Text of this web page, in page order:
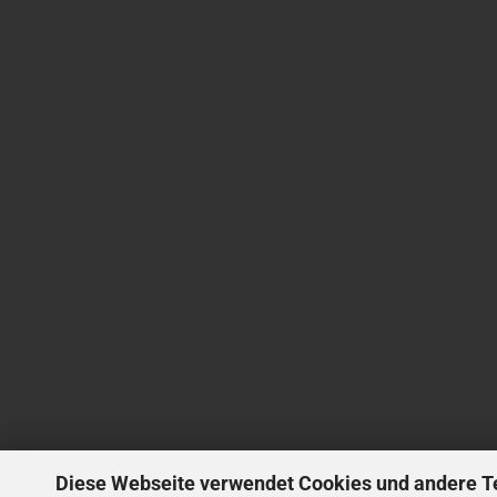
Diese Webseite verwendet Cookies und andere